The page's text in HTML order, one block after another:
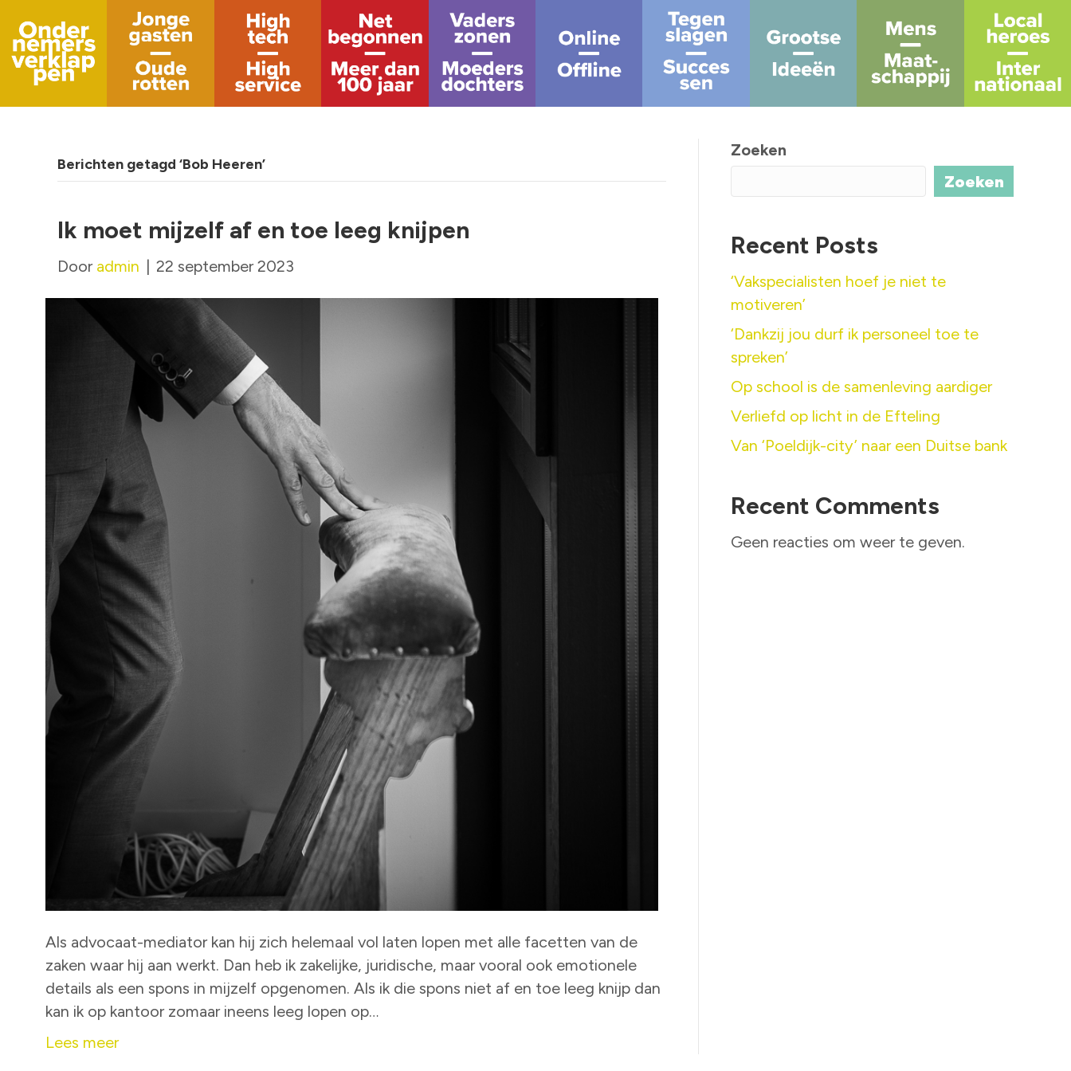
Berichten getagd ‘Bob Heeren’
Ik moet mijzelf af en toe leeg knijpen
Door admin | 22 september 2023
Als advocaat-mediator kan hij zich helemaal vol laten lopen met alle facetten van de
zaken waar hij aan werkt. Dan heb ik zakelijke, juridische, maar vooral ook emotionele
details als een spons in mijzelf opgenomen. Als ik die spons niet af en toe leeg knijp dan
kan ik op kantoor zomaar ineens leeg lopen op…
Lees meer
Zoeken
Zoeken
Recent Posts
‘Vakspecialisten hoef je niet te
motiveren’
‘Dankzij jou durf ik personeel toe te
spreken’
Op school is de samenleving aardiger
Verliefd op licht in de Efteling
Van ‘Poeldijk-city’ naar een Duitse bank
Recent Comments
Geen reacties om weer te geven.